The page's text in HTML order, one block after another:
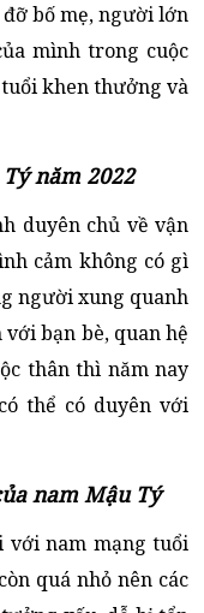
bố mẹ, người lớn
mình trong cuộc
khen thưởng và
năm 2022
duyên chủ về vận
cảm không có gì
người xung quanh
bạn bè, quan hệ
thân thì năm nay
thể có duyên với
nam Mậu Tý
với nam mạng tuổi
quá nhỏ nên các